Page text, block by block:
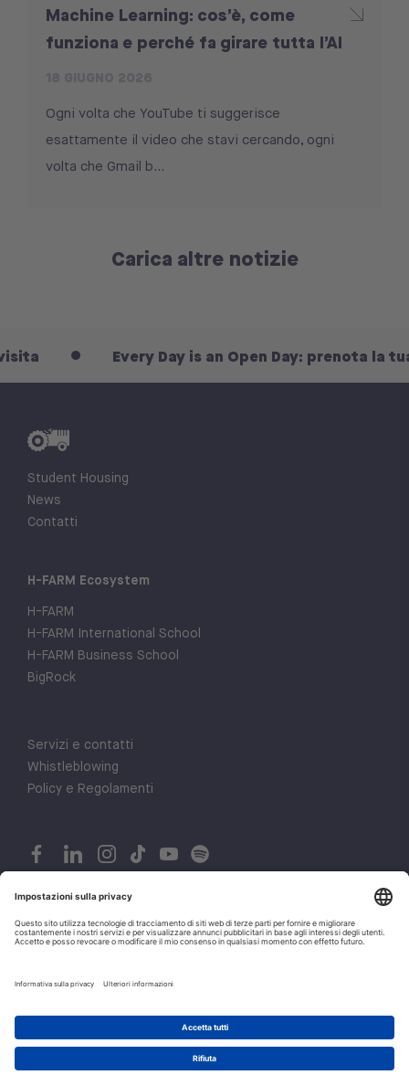
Machine Learning: cos’è, come
funziona e perché fa girare tutta l’AI
Ogni volta che YouTube ti suggerisce
esattamente il video che stavi cercando, ogni
volta che Gmail b...
Carica altre notizie
Every Day is an Open Day: prenota la tua visita
Student Housing
News
Contatti
H-FARM Ecosystem
H-FARM
H-FARM International School
H-FARM Business School
BigRock
Servizi e contatti
Whistleblowing
Policy e Regolamenti
© 2026 H-FARM. All rights reserved P.IVA 03944860265